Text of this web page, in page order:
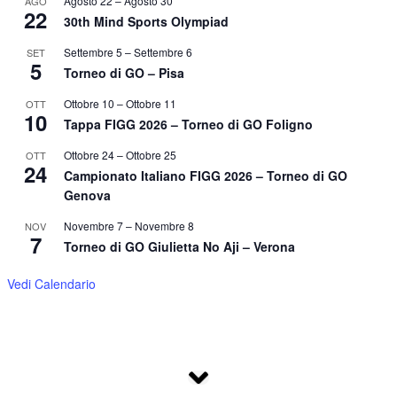
22 30th Mind Sports Olympiad
SET
5
Settembre 5 –Settembre 6
Torneo di GO – Pisa
OTT
10
Ottobre 10 –Ottobre 11
Tappa FIGG 2026 – Torneo di GO Foligno
OTT
24
Ottobre 24–Ottobre 25
Campionato Italiano FIGG 2026 – Torneo di GO
Genova
NOV
7
Novembre 7– Novembre 8
Torneo di GO Giulietta No Aji – Verona
Vedi Calendario